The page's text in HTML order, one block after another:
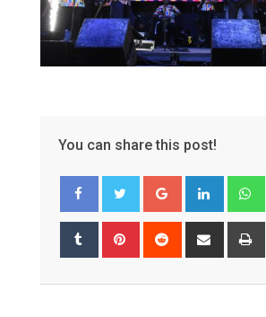
You can share this post!
Google+ LinkedIn
Tumblr Pinterest Reddit
Share